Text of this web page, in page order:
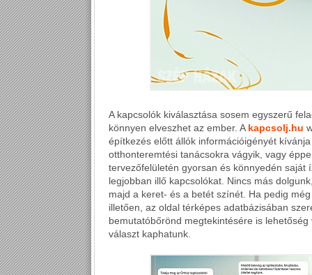
A kapcsolók kiválasztása sosem egyszerű
könnyen elveszhet az ember. A kapcsolj.hu
építkezés előtt állók információigényét
otthonteremtési tanácsokra vágyik, vagy
tervezőfelületén gyorsan és könnyedén saját
legjobban illő kapcsolókat. Nincs más
majd a keret- és a betét színét. Ha pedig
illetően, az oldal térképes adatbázisában
bemutatóbőrönd megtekintésére is
választ kaphatunk.